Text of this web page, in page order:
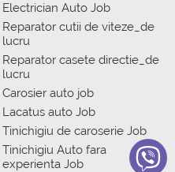
Electrician Auto Job
Reparator cutii de viteze_de
lucru
Reparator casete directie_de
lucru
Carosier auto job
Lacatus auto Job
Tinichigiu de caroserie Job
Tinichigiu Auto fara
experienta Job